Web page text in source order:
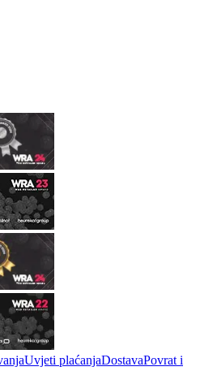
Uvjeti plaćanjaDostavaPovrat i